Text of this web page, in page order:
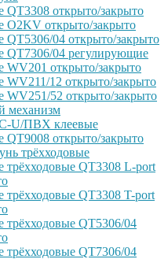
открыто/закрыто
открыто/закрыто
04 открыто/закрыто
04 регулирующие
открыто/закрыто
12 открыто/закрыто
52 открыто/закрыто
механизм
U/ПВХ клеевые
открыто/закрыто
трёхходовые
QT3308 L-port
QT3308 T-port
QT5306/04
QT7306/04